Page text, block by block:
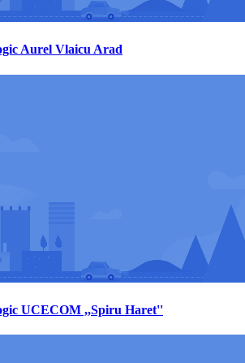
Aurel Vlaicu Arad
UCECOM ,,Spiru Haret''